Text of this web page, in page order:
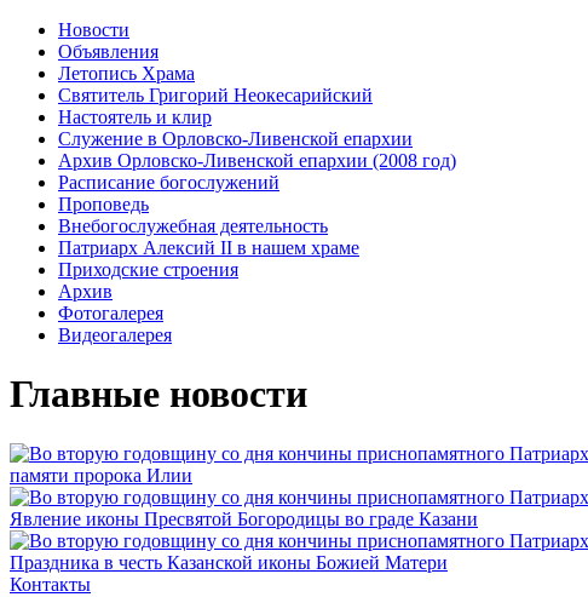
Новости
Объявления
Летопись Храма
Святитель Григорий Неокесарийский
Настоятель и клир
Служение в Орловско-Ливенской епархии
Архив Орловско-Ливенской епархии (2008 год)
Расписание богослужений
Проповедь
Внебогослужебная деятельность
Патриарх Алексий II в нашем храме
Приходские строения
Архив
Фотогалерея
Видеогалерея
Главные новости
памяти пророка Илии
Явлeние иконы Пресвятой Богородицы во граде Казани
Праздника в честь Казанской иконы Божией Матери
Контакты